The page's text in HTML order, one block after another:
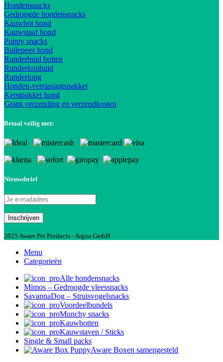
Hondensnacks
Gedroogde hondensnacks
Kauwbot hond
Kauwstaaf hond
Puppy snacks
Bullepees hond
Runderhuid botten
Runderkophuid
Runderlong
Honden-verrassingspakket
Kerstpakket hond
Gratis verzending en verzendkosten
Betaal veilig met:
Nieuwsbrief
2025 Aware Pet Products - Argoa GmbH
Menu
Categorieën
Alle hondensnacks
Mimos – Gedroogde vleessnacks
SavannaDog – Struisvogelsnacks
Voordeelbundels
Munchy snacks
Kauwbotten
Kauwstaven / Sticks
Single & Small packs
Aware Boxen samengesteld